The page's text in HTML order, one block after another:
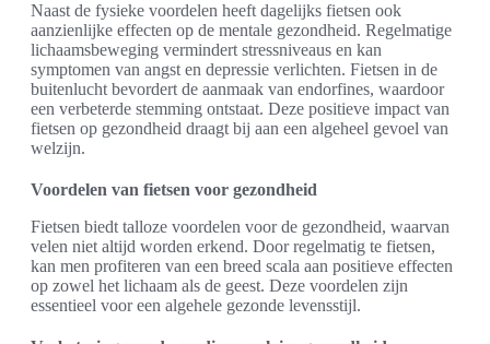
Naast de fysieke voordelen heeft dagelijks fietsen ook
aanzienlijke effecten op de mentale gezondheid. Regelmatige
lichaamsbeweging vermindert stressniveaus en kan
symptomen van angst en depressie verlichten. Fietsen in de
buitenlucht bevordert de aanmaak van endorfines, waardoor
een verbeterde stemming ontstaat. Deze positieve impact van
fietsen op gezondheid draagt bij aan een algeheel gevoel van
welzijn.
Voordelen van fietsen voor gezondheid
Fietsen biedt talloze voordelen voor de gezondheid, waarvan
velen niet altijd worden erkend. Door regelmatig te fietsen,
kan men profiteren van een breed scala aan positieve effecten
op zowel het lichaam als de geest. Deze voordelen zijn
essentieel voor een algehele gezonde levensstijl.